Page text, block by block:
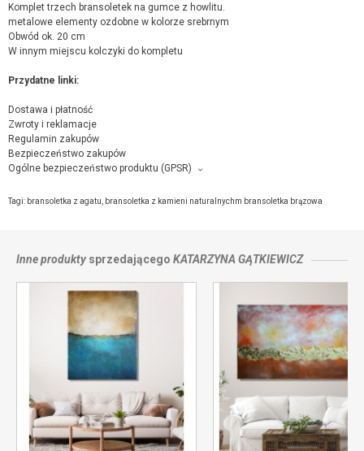
Komplet trzech bransoletek na gumce z howlitu.
metalowe elementy ozdobne w kolorze srebrnym
Obwód ok. 20 cm
W innym miejscu kolczyki do kompletu
Przydatne linki:
Dostawa i płatność
Zwroty i reklamacje
Regulamin zakupów
Bezpieczeństwo zakupów
Ogólne bezpieczeństwo produktu (GPSR)
Katarzyna Gątkiewicz, ul.Widokowa 10, 05-652 Kocerany,
kontakt ze
sprzedającym
Tagi: bransoletka z agatu bransoletka z kamieni naturalnychm bransoletka brązowa
Inne produktysprzedającego KATARZYNA GĄTKIEWICZ